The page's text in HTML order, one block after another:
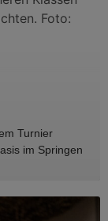
Turnier
im Springen